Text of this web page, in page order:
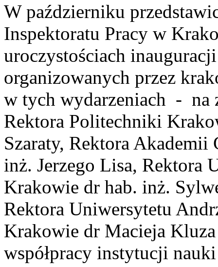
W październiku
Inspektoratu Pracy w
uroczystościach
organizowanych przez
w tych wydarzeniach - na
Rektora Politechniki
Szaraty, Rektora
inż. Jerzego Lisa, Rektora
Krakowie dr hab. inż.
Rektora Uniwersytetu
Krakowie dr Macieja
współpracy instytucji